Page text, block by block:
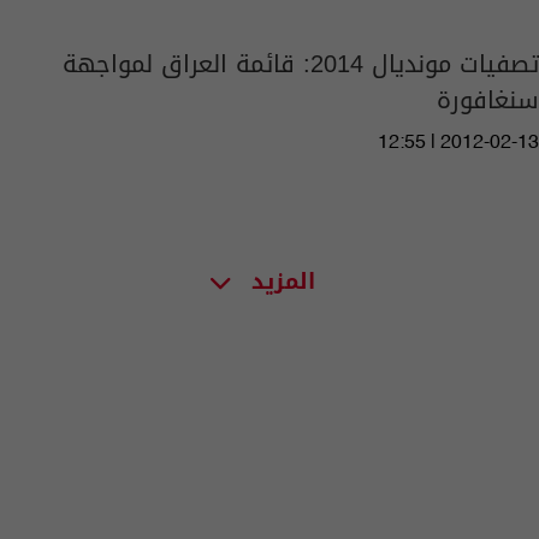
تصفيات مونديال 2014: قائمة العراق لمواجهة
سنغافورة
12:55 | 2012-02-13
المزيد